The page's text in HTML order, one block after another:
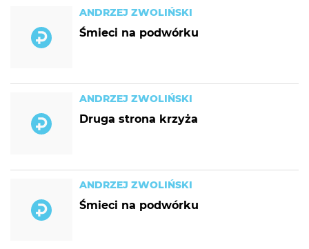
ANDRZEJ ZWOLIŃSKI
Śmieci na podwórku
ANDRZEJ ZWOLIŃSKI
Druga strona krzyża
ANDRZEJ ZWOLIŃSKI
Śmieci na podwórku